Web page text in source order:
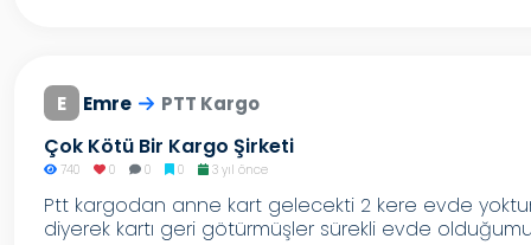
E Emre PTT Kargo
Çok Kötü Bir Kargo Şirketi
740 0 0 0 3 yıl önce
Ptt kargodan anne kart gelecekti 2 kere evde
diyerek kartı geri götürmüşler sürekli evde